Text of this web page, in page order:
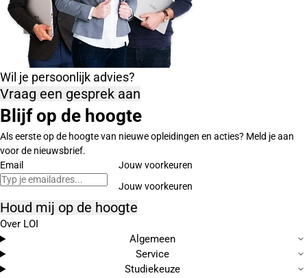
Wil je persoonlijk advies?
Vraag een gesprek aan
Blijf op de hoogte
Als eerste op de hoogte van nieuwe opleidingen en acties? Meld je aan
voor de nieuwsbrief.
Email
Jouw voorkeuren
Houd mij op de hoogte
Over LOI
Algemeen
Service
Studiekeuze